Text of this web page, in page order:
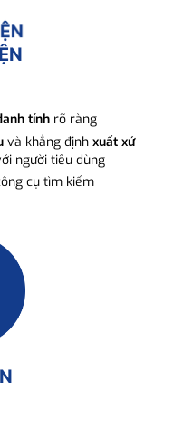
tính rõ ràng
và khẳng định xuất xứ
người tiêu dùng
cụ tìm kiếm